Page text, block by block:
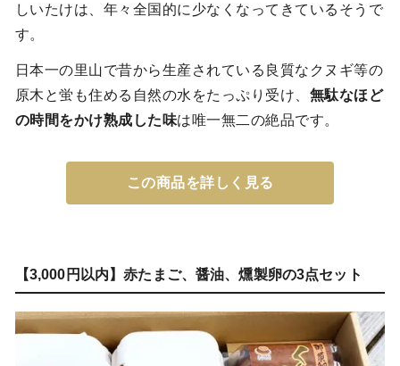
しいたけは、年々全国的に少なくなってきているそうで
す。
日本一の里山で昔から生産されている良質なクヌギ等の
原木と蛍も住める自然の水をたっぷり受け、 無駄なほど
の時間をかけ熟成した味は唯一無二の絶品です。
この商品を詳しく見る
【3,000円以内】赤たまご、醤油、燻製卵の3点セット